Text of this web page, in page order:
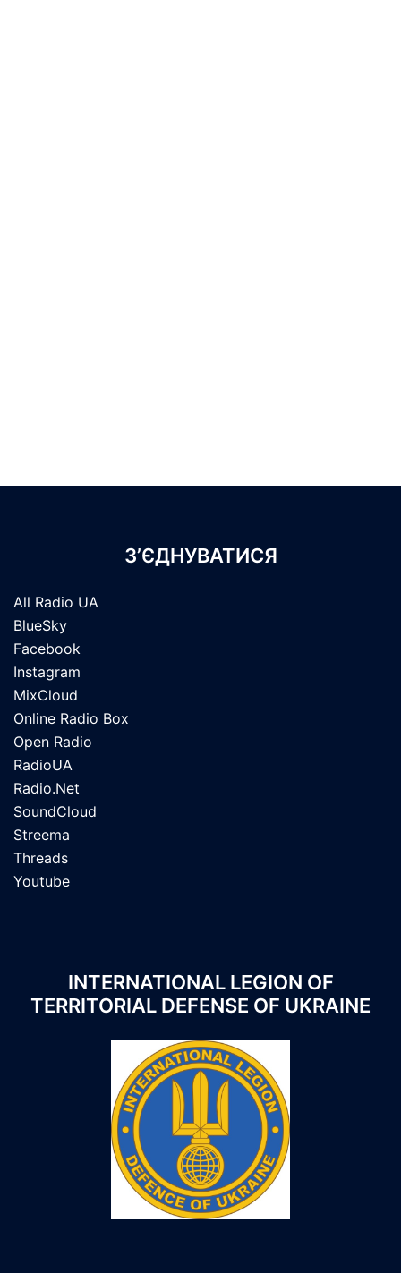
З’ЄДНУВАТИСЯ
All Radio UA
BlueSky
Facebook
Instagram
MixCloud
Online Radio Box
Open Radio
RadioUA
Radio.Net
SoundCloud
Streema
Threads
Youtube
INTERNATIONAL LEGION OF
TERRITORIAL DEFENSE OF UKRAINE